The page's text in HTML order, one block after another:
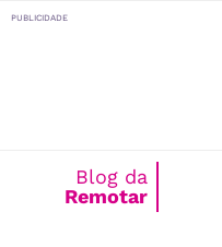
conteúdo
PUBLICIDADE
Blog da
Remotar